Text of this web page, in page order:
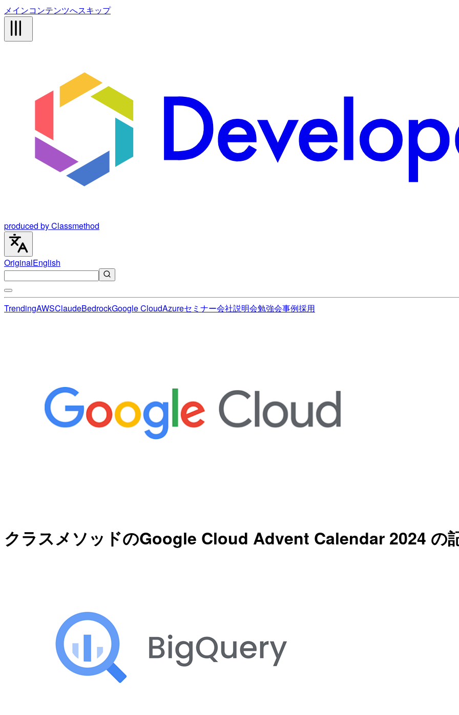
メインコンテンツへスキップ
produced by Classmethod
OriginalEnglish
TrendingAWSClaudeBedrockGoogle CloudAzureセミナー会社説明会勉強会事例採用
クラスメソッドのGoogle Cloud Advent Calendar 2024 の